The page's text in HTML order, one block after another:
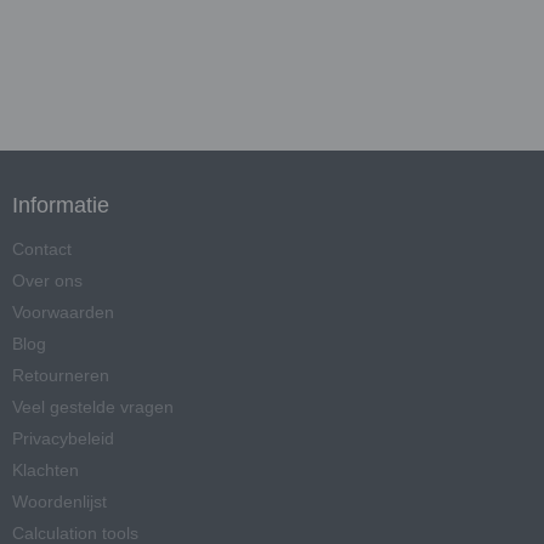
Informatie
Contact
Over ons
Voorwaarden
Blog
Retourneren
Veel gestelde vragen
Privacybeleid
Klachten
Woordenlijst
Calculation tools